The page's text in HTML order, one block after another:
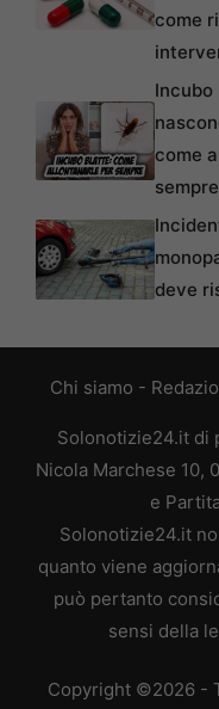
come
Incubo
come
sempre
deve
Chi siamo -
Solonotizie24.it di
Nicola Marchese 10,
e
Solonotizie24.it
quanto viene
può pertanto
sensi della
Copyright ©2026 -